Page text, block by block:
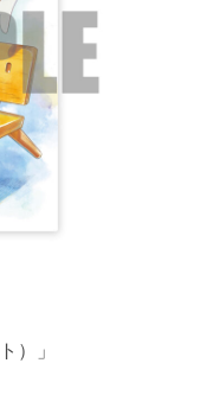
）」